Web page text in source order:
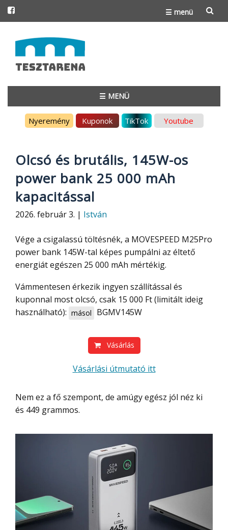
☰ menü
to
content
☰ MENÜ
Nyeremény Kuponok TikTok Youtube
Olcsó és brutális, 145W-os
power bank 25 000 mAh
kapacitással
2026. február 3. | István
Vége a csigalassú töltésnék, a MOVESPEED M25Pro
power bank 145W-tal képes pumpálni az éltető
energiát egészen 25 000 mAh mértékig.
Vámmentesen érkezik ingyen szállítással és
kuponnal most olcsó, csak 15 000 Ft (limitált ideig
használható): másol BGMV145W
Vásárlás
Vásárlási útmutató itt
Nem ez a fő szempont, de amúgy egész jól néz ki
és 449 grammos.